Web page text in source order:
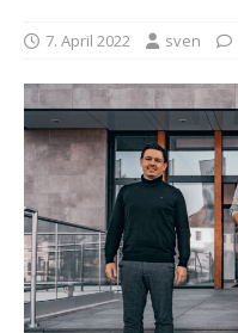
7. April 2022 sven